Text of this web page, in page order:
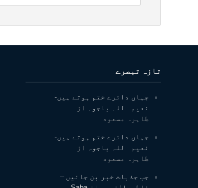
تازہ تبصرے
جہاں دائرے ختم ہوتے ہیں-
نعیم اللہ باجوہ
از
طاہرہ مسعود
جہاں دائرے ختم ہوتے ہیں-
نعیم اللہ باجوہ
از
طاہرہ مسعود
جب جذبات خبر بن جائیں –